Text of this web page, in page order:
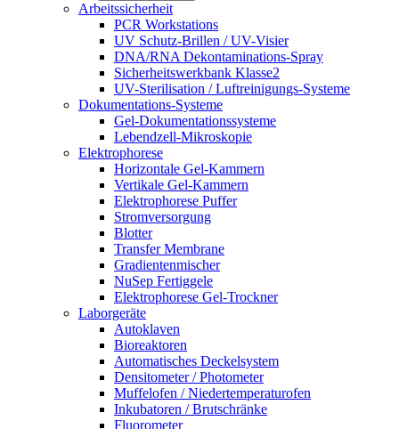
Arbeitssicherheit
PCR Workstations
UV Schutz-Brillen / UV-Visier
DNA/RNA Dekontaminations-Spray
Sicherheitswerkbank Klasse2
UV-Sterilisation / Luftreinigungs-Systeme
Dokumentations-Systeme
Gel-Dokumentationssysteme
Lebendzell-Mikroskopie
Elektrophorese
Horizontale Gel-Kammern
Vertikale Gel-Kammern
Elektrophorese Puffer
Stromversorgung
Blotter
Transfer Membrane
Gradientenmischer
NuSep Fertiggele
Elektrophorese Gel-Trockner
Laborgeräte
Autoklaven
Bioreaktoren
Automatisches Deckelsystem
Densitometer / Photometer
Muffelofen / Niedertemperaturofen
Inkubatoren / Brutschränke
Fluorometer